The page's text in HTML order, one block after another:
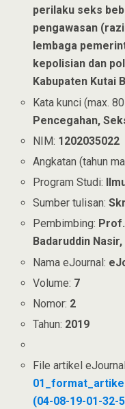
perilaku seks
pengawasan
lembaga
kepolisian dan
Kabupaten Kutai
Kata kunci (max.
Pencegahan,
NIM: 1202035022
Angkatan (tahun
Program Studi:
Sumber tulisan:
Pembimbing:
Badaruddin Nasir,
Nama eJournal:
Volume: 7
Nomor: 2
Tahun: 2019
File artikel
(04-08-19-01-32-